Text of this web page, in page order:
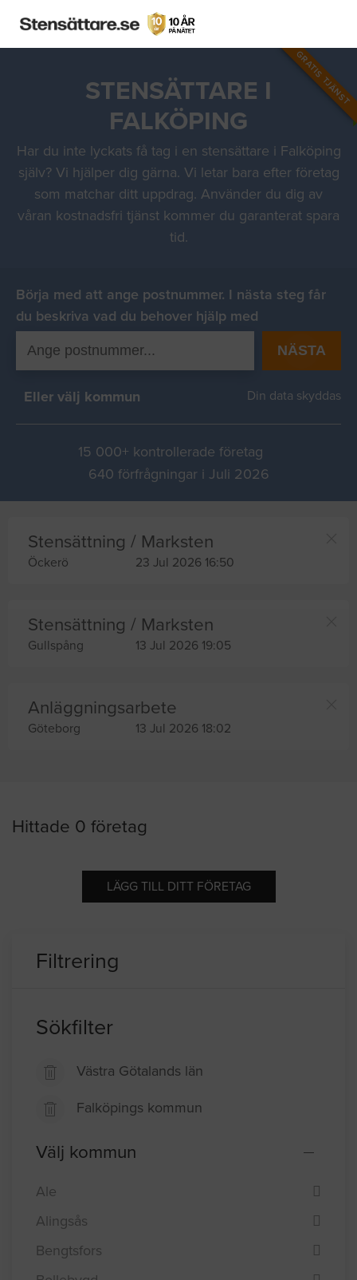
GRATIS TJÄNST
STENSÄTTARE I
FALKÖPING
Har du inte lyckats få tag i en stensättare i Falköping
själv? Vi hjälper dig gärna. Vi letar bara efter företag
som matchar ditt uppdrag. Använder du dig av
våran kostnadsfri tjänst kommer du garanterat spara
tid.
Börja med att ange postnummer. I nästa steg får
du beskriva vad du behover hjälp med
NÄSTA
Eller välj kommun Din data skyddas
15 000+ kontrollerade företag
640 förfrågningar i Juli 2026
Stensättning / Marksten
Öckerö 23 Jul 2026 16:50
Stensättning / Marksten
Gullspång 13 Jul 2026 19:05
Anläggningsarbete
Göteborg 13 Jul 2026 18:02
Hittade 0 företag
LÄGG TILL DITT FÖRETAG
Filtrering
Sökfilter
Västra Götalands län
Falköpings kommun
Välj kommun
Ale
Alingsås
Bengtsfors